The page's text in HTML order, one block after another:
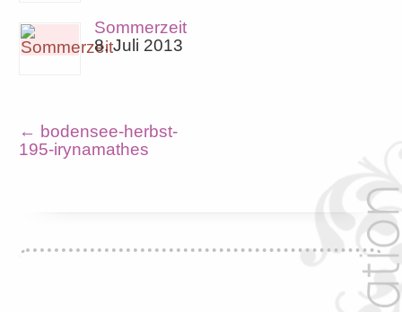
Sommerzeit
8. Juli 2013
← bodensee-herbst-
195-irynamathes